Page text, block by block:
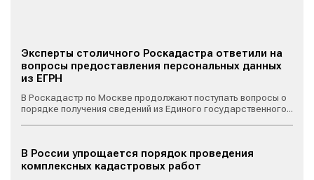
Эксперты столичного Роскадастра ответили на
вопросы предоставления персональных данных
из ЕГРН
В Роскадастр по Москве продолжают поступать вопросы о
порядке получения сведений из Единого государственного...
В России упрощается порядок проведения
комплексных кадастровых работ